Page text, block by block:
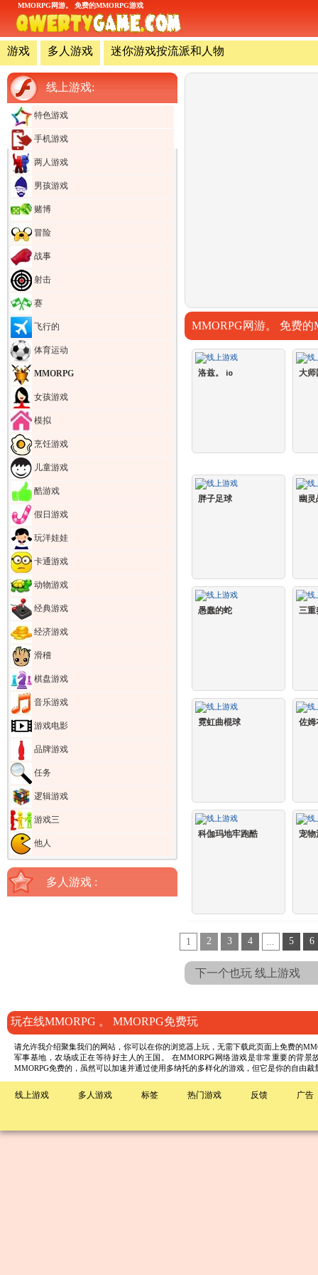
MMORPG网游。 免费的MMORPG游戏
玩在线MMORPG 。 MMORPG免费玩
请允许我介绍聚集我们的网站，你可以在你的浏览器上玩，无需下载此页面上免费的
军事基地，农场或正在等待好主人的王国。 在MMORPG网络游戏是非常重要的背
MMORPG免费的，虽然可以加速并通过使用多纳托的多样化的游戏，但它是你的自由
游戏 多人游戏 迷你游戏按流派和人物
线上游戏:
特色游戏
手机游戏
两人游戏
男孩游戏
赌博
冒险
战事
射击
赛
飞行的
体育运动
MMORPG
女孩游戏
模拟
烹饪游戏
儿童游戏
酷游戏
假日游戏
玩洋娃娃
卡通游戏
动物游戏
经典游戏
经济游戏
滑稽
棋盘游戏
音乐游戏
游戏电影
品牌游戏
任务
逻辑游戏
游戏三
他人
多人游戏 :
MMORPG网游。 免费的
洛兹。 io 大师
胖子足球 幽灵
愚蠢的蛇 三重
霓虹曲棍球 佐姆
科伽玛地牢跑酷 宠物
1 2 3 4 ... 5 6
下一个也玩 线上游戏
线上游戏 多人游戏 标签 热门游戏 反馈 广告